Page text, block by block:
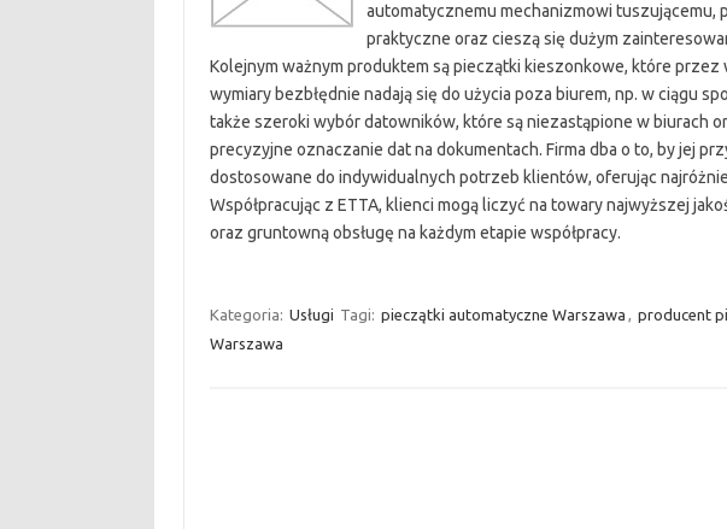
automatycznemu mechanizmowi tuszującemu,
praktyczne oraz cieszą się dużym
Kolejnym ważnym produktem są pieczątki kieszonkowe, które
wymiary bezbłędnie nadają się do użycia poza biurem, np. w ciągu
także szeroki wybór datowników, które są niezastąpione w biurach
precyzyjne oznaczanie dat na dokumentach. Firma dba o to, by jej
dostosowane do indywidualnych potrzeb klientów, oferując
Współpracując z ETTA, klienci mogą liczyć na towary najwyższej
oraz gruntowną obsługę na każdym etapie współpracy.
Kategoria: Usługi Tagi: pieczątki automatyczne Warszawa , producent
Warszawa